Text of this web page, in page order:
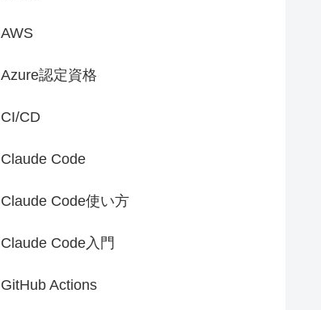
AWS
Azure認定資格
CI/CD
Claude Code
Claude Code使い方
Claude Code入門
GitHub Actions